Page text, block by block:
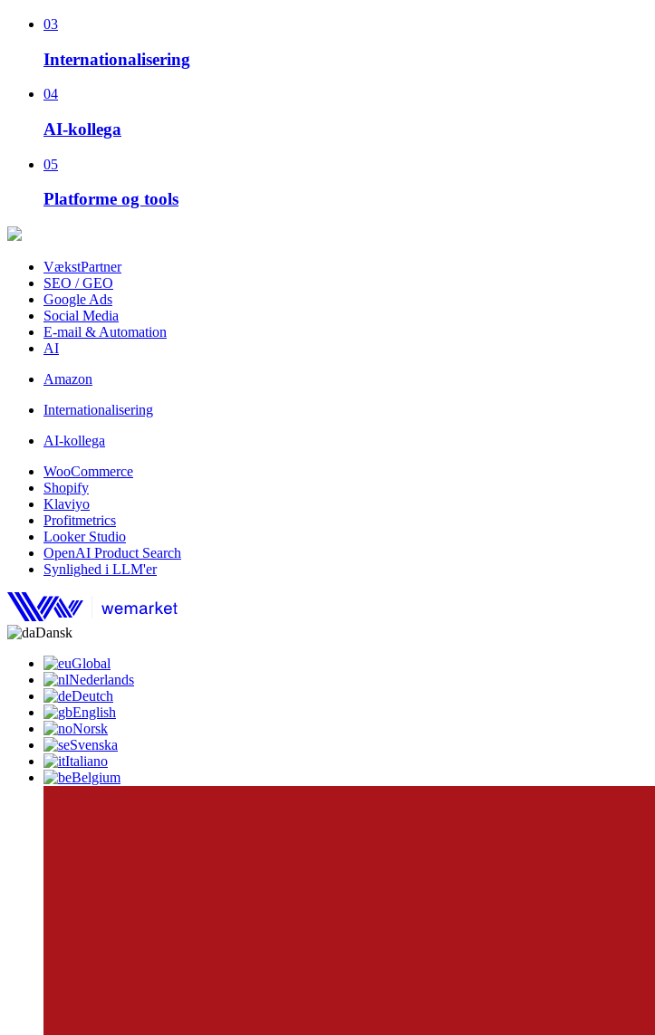
03
Internationalisering
04
AI-kollega
05
Platforme og tools
VækstPartner
SEO / GEO
Google Ads
Social Media
E-mail & Automation
AI
Amazon
Internationalisering
AI-kollega
WooCommerce
Shopify
Klaviyo
Profitmetrics
Looker Studio
OpenAI Product Search
Synlighed i LLM'er
Dansk
Global
Nederlands
Deutch
English
Norsk
Svenska
Italiano
Belgium